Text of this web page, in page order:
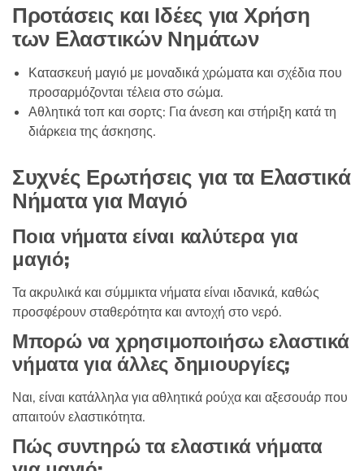
Προτάσεις και Ιδέες για Χρήση
των Ελαστικών Νημάτων
Κατασκευή μαγιό με μοναδικά χρώματα και σχέδια που
προσαρμόζονται τέλεια στο σώμα.
Αθλητικά τοπ και σορτς: Για άνεση και στήριξη κατά τη
διάρκεια της άσκησης.
Συχνές Ερωτήσεις για τα Ελαστικά
Νήματα για Μαγιό
Ποια νήματα είναι καλύτερα για
μαγιό;
Τα ακρυλικά και σύμμικτα νήματα είναι ιδανικά, καθώς
προσφέρουν σταθερότητα και αντοχή στο νερό.
Μπορώ να χρησιμοποιήσω ελαστικά
νήματα για άλλες δημιουργίες;
Ναι, είναι κατάλληλα για αθλητικά ρούχα και αξεσουάρ που
απαιτούν ελαστικότητα.
Πώς συντηρώ τα ελαστικά νήματα